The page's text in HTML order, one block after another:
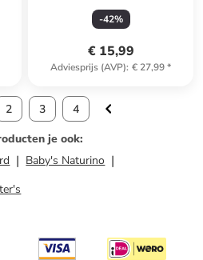
-42%
€ 15,99
Adviesprijs (AVP): € 27,99*
2 3
4
je ook:
Baby's Naturino